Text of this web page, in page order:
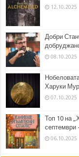
12.10.2025
Добри
08.10.2025
Харуки
07.10.2025
Топ 10 на
септември
06.10.2025